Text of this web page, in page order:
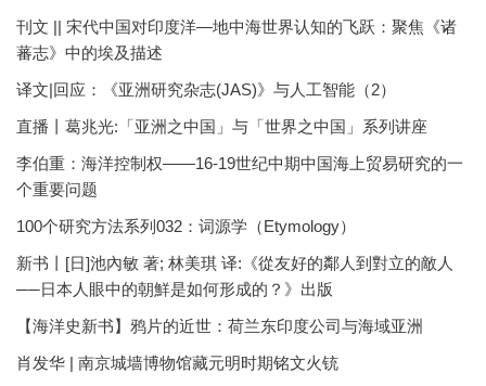
刊文 || 宋代中国对印度洋—地中海世界认知的飞跃：聚焦《诸
蕃志》中的埃及描述
译文|回应：《亚洲研究杂志(JAS)》与人工智能（2）
直播丨葛兆光:「亚洲之中国」与「世界之中国」系列讲座
李伯重：海洋控制权——16-19世纪中期中国海上贸易研究的一
个重要问题
100个研究方法系列032：词源学（Etymology）
新书丨[日]池內敏 著; 林美琪 译:《從友好的鄰人到對立的敵人
──日本人眼中的朝鮮是如何形成的？》出版
【海洋史新书】鸦片的近世：荷兰东印度公司与海域亚洲
肖发华 | 南京城墙博物馆藏元明时期铭文火铳